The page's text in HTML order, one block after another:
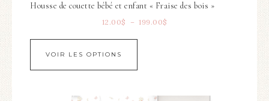
Housse de couette bébé et enfant « Fraise des bois »
12.00$ – 199.00$
VOIR LES OPTIONS